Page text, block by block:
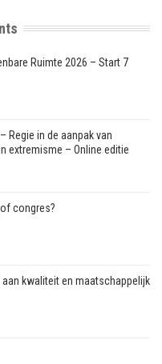
Ruimte 2026 – Start 7
Regie in de aanpak van
extremisme – Online editie
congres?
aan kwaliteit en maatschappelijk